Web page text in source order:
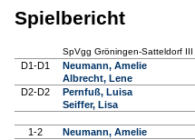
Spielbericht
SpVgg Gröningen-Satteldorf III
D1-D1
Neumann, Amelie
Albrecht, Lene
D2-D2
Pernfuß, Luisa
Seiffer, Lisa
1-2 Neumann, Amelie